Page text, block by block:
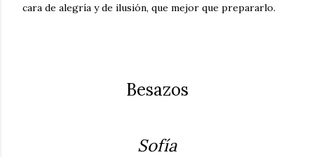
cara de alegría y de ilusión, que mejor que prepararlo.
Besazos
Sofía